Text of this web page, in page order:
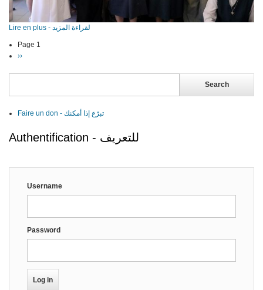
Lire en plus - لقراءة المزيد
Pagination
Page 1
Next
››
Faire un don - تبرّع إذا أمكنك
Authentification - للتعريف
Username
Password